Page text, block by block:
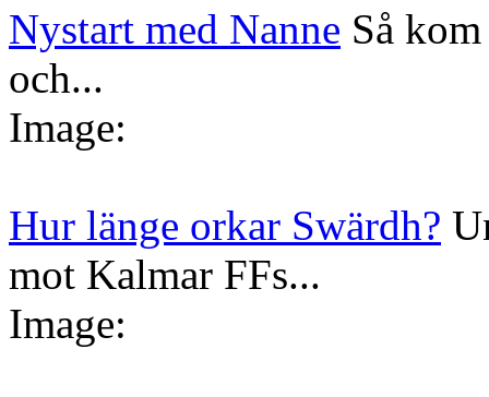
Nystart med Nanne Så
och...
Image:
Hur länge orkar Swärdh?
mot Kalmar FFs...
Image: